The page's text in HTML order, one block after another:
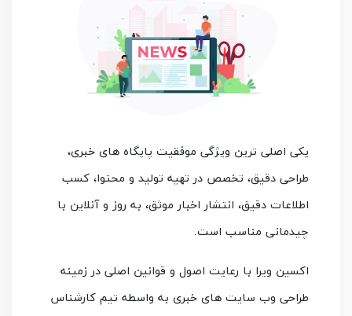
یکی اصلی ترین ویژگی موفقیت پایگاه های خبری،
طراحی دقیق، تخصص در تهیه تولید و محتوا، کسب
اطلاعات دقیق، انتشار اخبار موثق، به روز و آنلاین با
چیدمانی مناسب است.
اکسین ویرا با رعایت اصول و قوانین اصلی در زمینه
طراحی وب سایت های خبری به واسطه تیم کارشناس